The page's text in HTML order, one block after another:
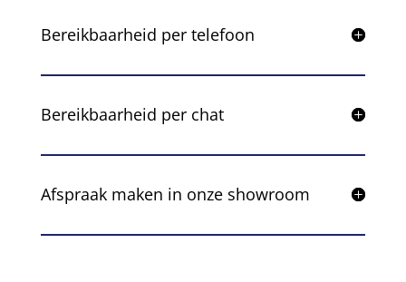
Bereikbaarheid per telefoon
Bereikbaarheid per chat
Afspraak maken in onze showroom